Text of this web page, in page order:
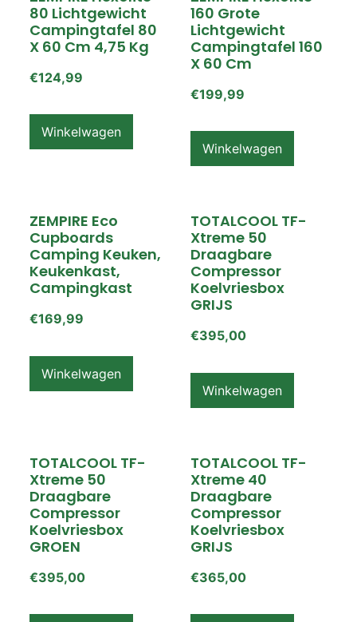
80 Lichtgewicht
Campingtafel 80
X 60 Cm 4,75 Kg
€124,99
Winkelwagen
160 Grote
Lichtgewicht
Campingtafel 160
X 60 Cm
€199,99
Winkelwagen
ZEMPIRE Eco
Cupboards
Camping Keuken,
Keukenkast,
Campingkast
€169,99
Winkelwagen
TOTALCOOL TF-
Xtreme 50
Draagbare
Compressor
Koelvriesbox
GRIJS
€395,00
Winkelwagen
TOTALCOOL TF-
Xtreme 50
Draagbare
Compressor
Koelvriesbox
GROEN
€395,00
TOTALCOOL TF-
Xtreme 40
Draagbare
Compressor
Koelvriesbox
GRIJS
€365,00